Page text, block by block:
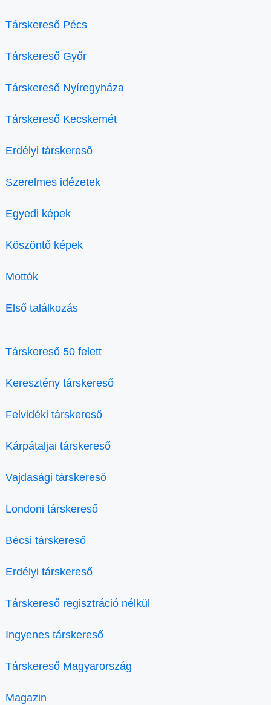
Társkereső Pécs
Társkereső Győr
Társkereső Nyíregyháza
Társkereső Kecskemét
Erdélyi társkereső
Szerelmes idézetek
Egyedi képek
Köszöntő képek
Mottók
Első találkozás
Társkereső 50 felett
Keresztény társkereső
Felvidéki társkereső
Kárpátaljai társkereső
Vajdasági társkereső
Londoni társkereső
Bécsi társkereső
Erdélyi társkereső
Társkereső regisztráció nélkül
Ingyenes társkereső
Társkereső Magyarország
Magazin